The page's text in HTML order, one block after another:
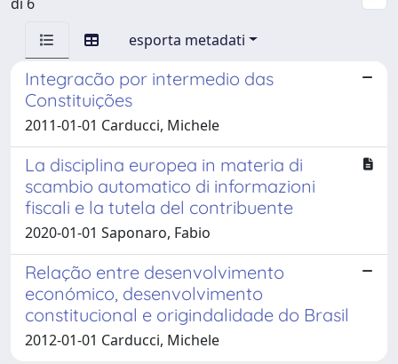
esporta metadati
Integracão por intermedio das
Constituições
2011-01-01 Carducci, Michele
La disciplina europea in materia di
scambio automatico di informazioni
fiscali e la tutela del contribuente
2020-01-01 Saponaro, Fabio
Relação entre desenvolvimento
económico, desenvolvimento
constitucional e origindalidade do Brasil
2012-01-01 Carducci, Michele